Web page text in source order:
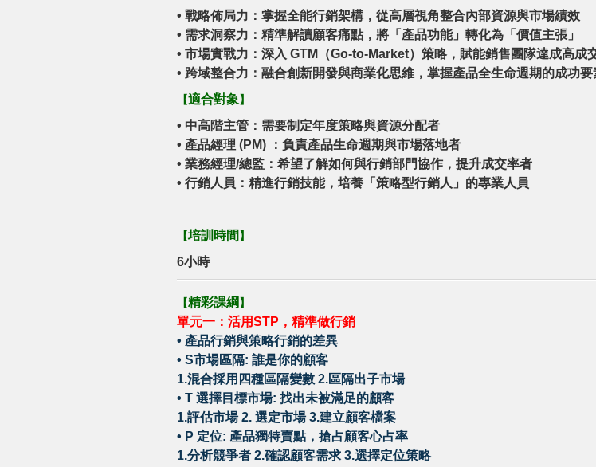
• 戰略佈局力：掌握全能行銷架構，從高層視角整合內部資源與市場績效
• 需求洞察力：精準解讀顧客痛點，將「產品功能」轉化為「價值主張」
• 市場實戰力：深入 GTM（Go-to-Market）策略，賦能銷售團隊達成高成
• 跨域整合力：融合創新開發與商業化思維，掌握產品全生命週期的成功要
【適合對象】
• 中高階主管：需要制定年度策略與資源分配者
• 產品經理 (PM) ：負責產品生命週期與市場落地者
• 業務經理/總監：希望了解如何與行銷部門協作，提升成交率者
• 行銷人員：精進行銷技能，培養「策略型行銷人」的專業人員
【培訓時間 】
6小時
【精彩課綱 】
單元一：活用STP，精準做行銷
• 產品行銷與策略行銷的差異
• S市場區隔: 誰是你的顧客
1.混合採用四種區隔變數 2.區隔出子市場
• T 選擇目標市場: 找出未被滿足的顧客
1.評估市場 2. 選定市場 3.建立顧客檔案
• P 定位: 產品獨特賣點，搶占顧客心占率
1.分析競爭者 2.確認顧客需求 3.選擇定位策略